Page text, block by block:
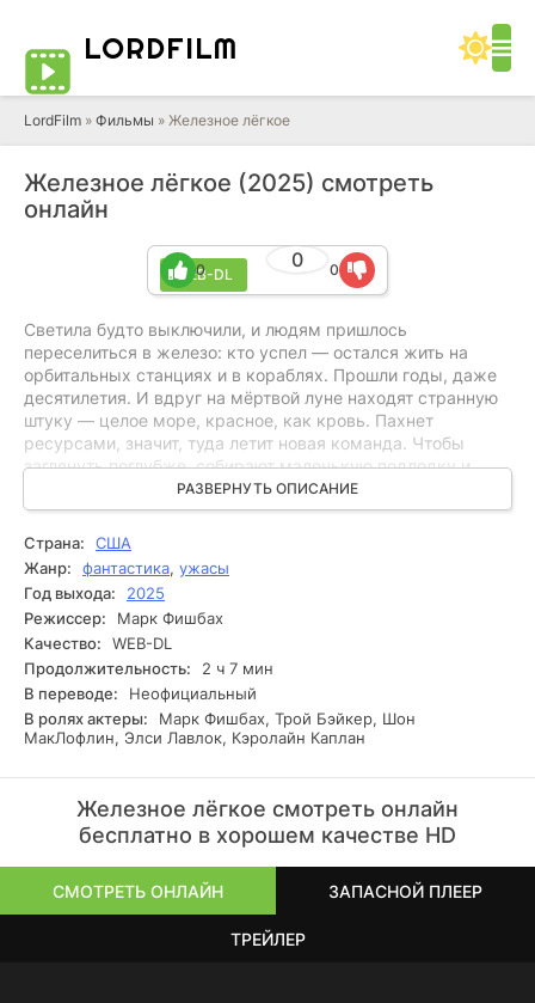
LORDFILM
LordFilm » Фильмы » Железное лёгкое
Железное лёгкое (2025) смотреть
онлайн
WEB-DL
0
0 0
Светила будто выключили, и людям пришлось
переселиться в железо: кто успел — остался жить на
орбитальных станциях и в кораблях. Прошли годы, даже
десятилетия. И вдруг на мёртвой луне находят странную
штуку — целое море, красное, как кровь. Пахнет
ресурсами, значит, туда летит новая команда. Чтобы
заглянуть поглубже, собирают маленькую подлодку и
сажают внутрь заключённого. Ему обещают свободу, если
справится. Проблема в другом: давление дикое, связи
почти нет, приходится идти на ощупь. И это уже
тринадцатый заход. Остальные так и пропали.
РАЗВЕРНУТЬ ОПИСАНИЕ
Страна:
США
Жанр:
фантастика, ужасы
Год выхода:
2025
Режиссер:
Марк Фишбах
Качество:
WEB-DL
Продолжительность:
2 ч 7 мин
В переводе:
Неофициальный
В ролях актеры:
Марк Фишбах, Трой Бэйкер, Шон
МакЛофлин, Элси Лавлок, Кэролайн Каплан
Железное лёгкое смотреть онлайн
бесплатно в хорошем качестве HD
СМОТРЕТЬ ОНЛАЙН ЗАПАСНОЙ ПЛЕЕР
ТРЕЙЛЕР